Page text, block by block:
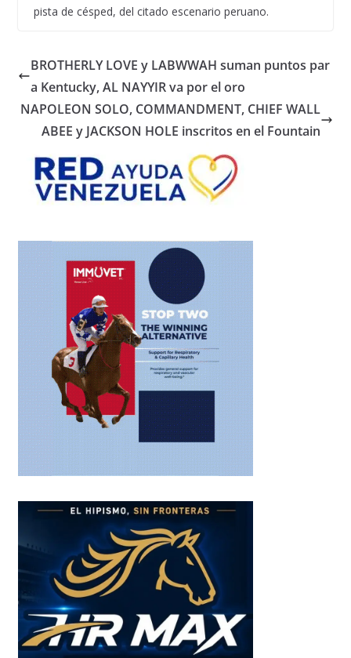
pista de césped, del citado escenario peruano.
BROTHERLY LOVE y LABWWAH suman puntos par
a Kentucky, AL NAYYIR va por el oro
NAPOLEON SOLO, COMMANDMENT, CHIEF WALL
ABEE y JACKSON HOLE inscritos en el Fountain